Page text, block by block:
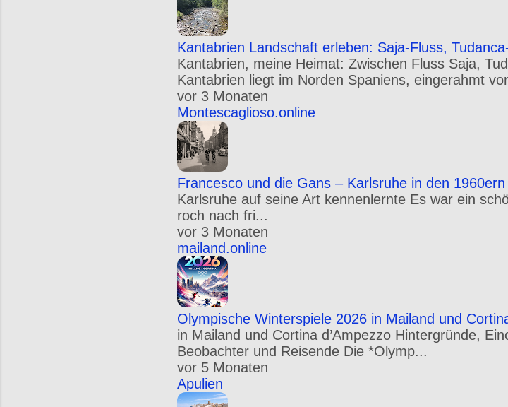
Kantabrien Landschaft erleben: Saja-Fluss,
Kantabrien, meine Heimat: Zwischen Fluss Saja,
Kantabrien liegt im Norden Spaniens, eingerahmt
vor 3 Monaten
Montescaglioso.online
Francesco und die Gans – Karlsruhe in den 1960ern
Karlsruhe auf seine Art kennenlernte Es war ein
roch nach fri...
vor 3 Monaten
mailand.online
Olympische Winterspiele 2026 in Mailand und
in Mailand und Cortina d’Ampezzo Hintergründe,
Beobachter und Reisende Die *Olymp...
vor 5 Monaten
Apulien